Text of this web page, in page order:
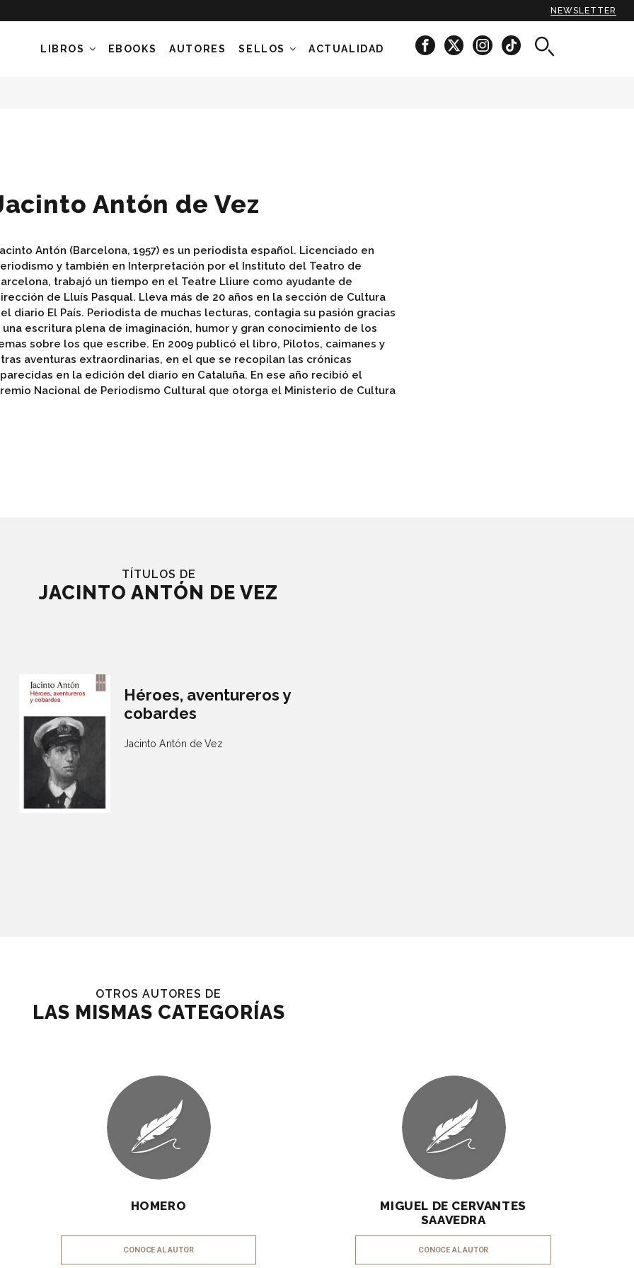
NEWSLETTER
LIBROS EBOOKS AUTORES SELLOS ACTUALIDAD
Antón de Vez
Antón (Barcelona, 1957) es un periodista español. Licenciado en
y también en Interpretación por el Instituto del Teatro de
trabajó un tiempo en el Teatre Lliure como ayudante de
de Lluís Pasqual. Lleva más de 20 años en la sección de Cultura
diario El País. Periodista de muchas lecturas, contagia su pasión gracias
una escritura plena de imaginación, humor y gran conocimiento de los
sobre los que escribe. En 2009 publicó el libro, Pilotos, caimanes y
aventuras extraordinarias, en el que se recopilan las crónicas
en la edición del diario en Cataluña. En ese año recibió el
Nacional de Periodismo Cultural que otorga el Ministerio de Cultura
TÍTULOS DE
JACINTO ANTÓN DE VEZ
Héroes, aventureros y
cobardes
Jacinto Antón de Vez
OTROS AUTORES DE
LAS MISMAS CATEGORÍAS
HOMERO
CONOCE AL AUTOR
MIGUEL DE CERVANTES
SAAVEDRA
CONOCE AL AUTOR